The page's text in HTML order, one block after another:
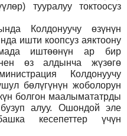
тууралуу токтоосуз
Колдонуучу өзүнүн
ишти коопсуз аяктоону
иштөөнүн ар бир
өз алдынча жүзөгө
Колдонуучу
бөлүгүнүн жоболорун
болгон маалымататрды
алуу. Ошондой эле
кесепеттер үчүн